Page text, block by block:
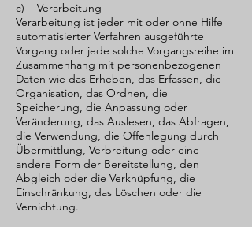
c) Verarbeitung
Verarbeitung ist jeder mit oder ohne Hilfe
automatisierter Verfahren ausgeführte
Vorgang oder jede solche Vorgangsreihe im
Zusammenhang mit personenbezogenen
Daten wie das Erheben, das Erfassen, die
Organisation, das Ordnen, die
Speicherung, die Anpassung oder
Veränderung, das Auslesen, das Abfragen,
die Verwendung, die Offenlegung durch
Übermittlung, Verbreitung oder eine
andere Form der Bereitstellung, den
Abgleich oder die Verknüpfung, die
Einschränkung, das Löschen oder die
Vernichtung.